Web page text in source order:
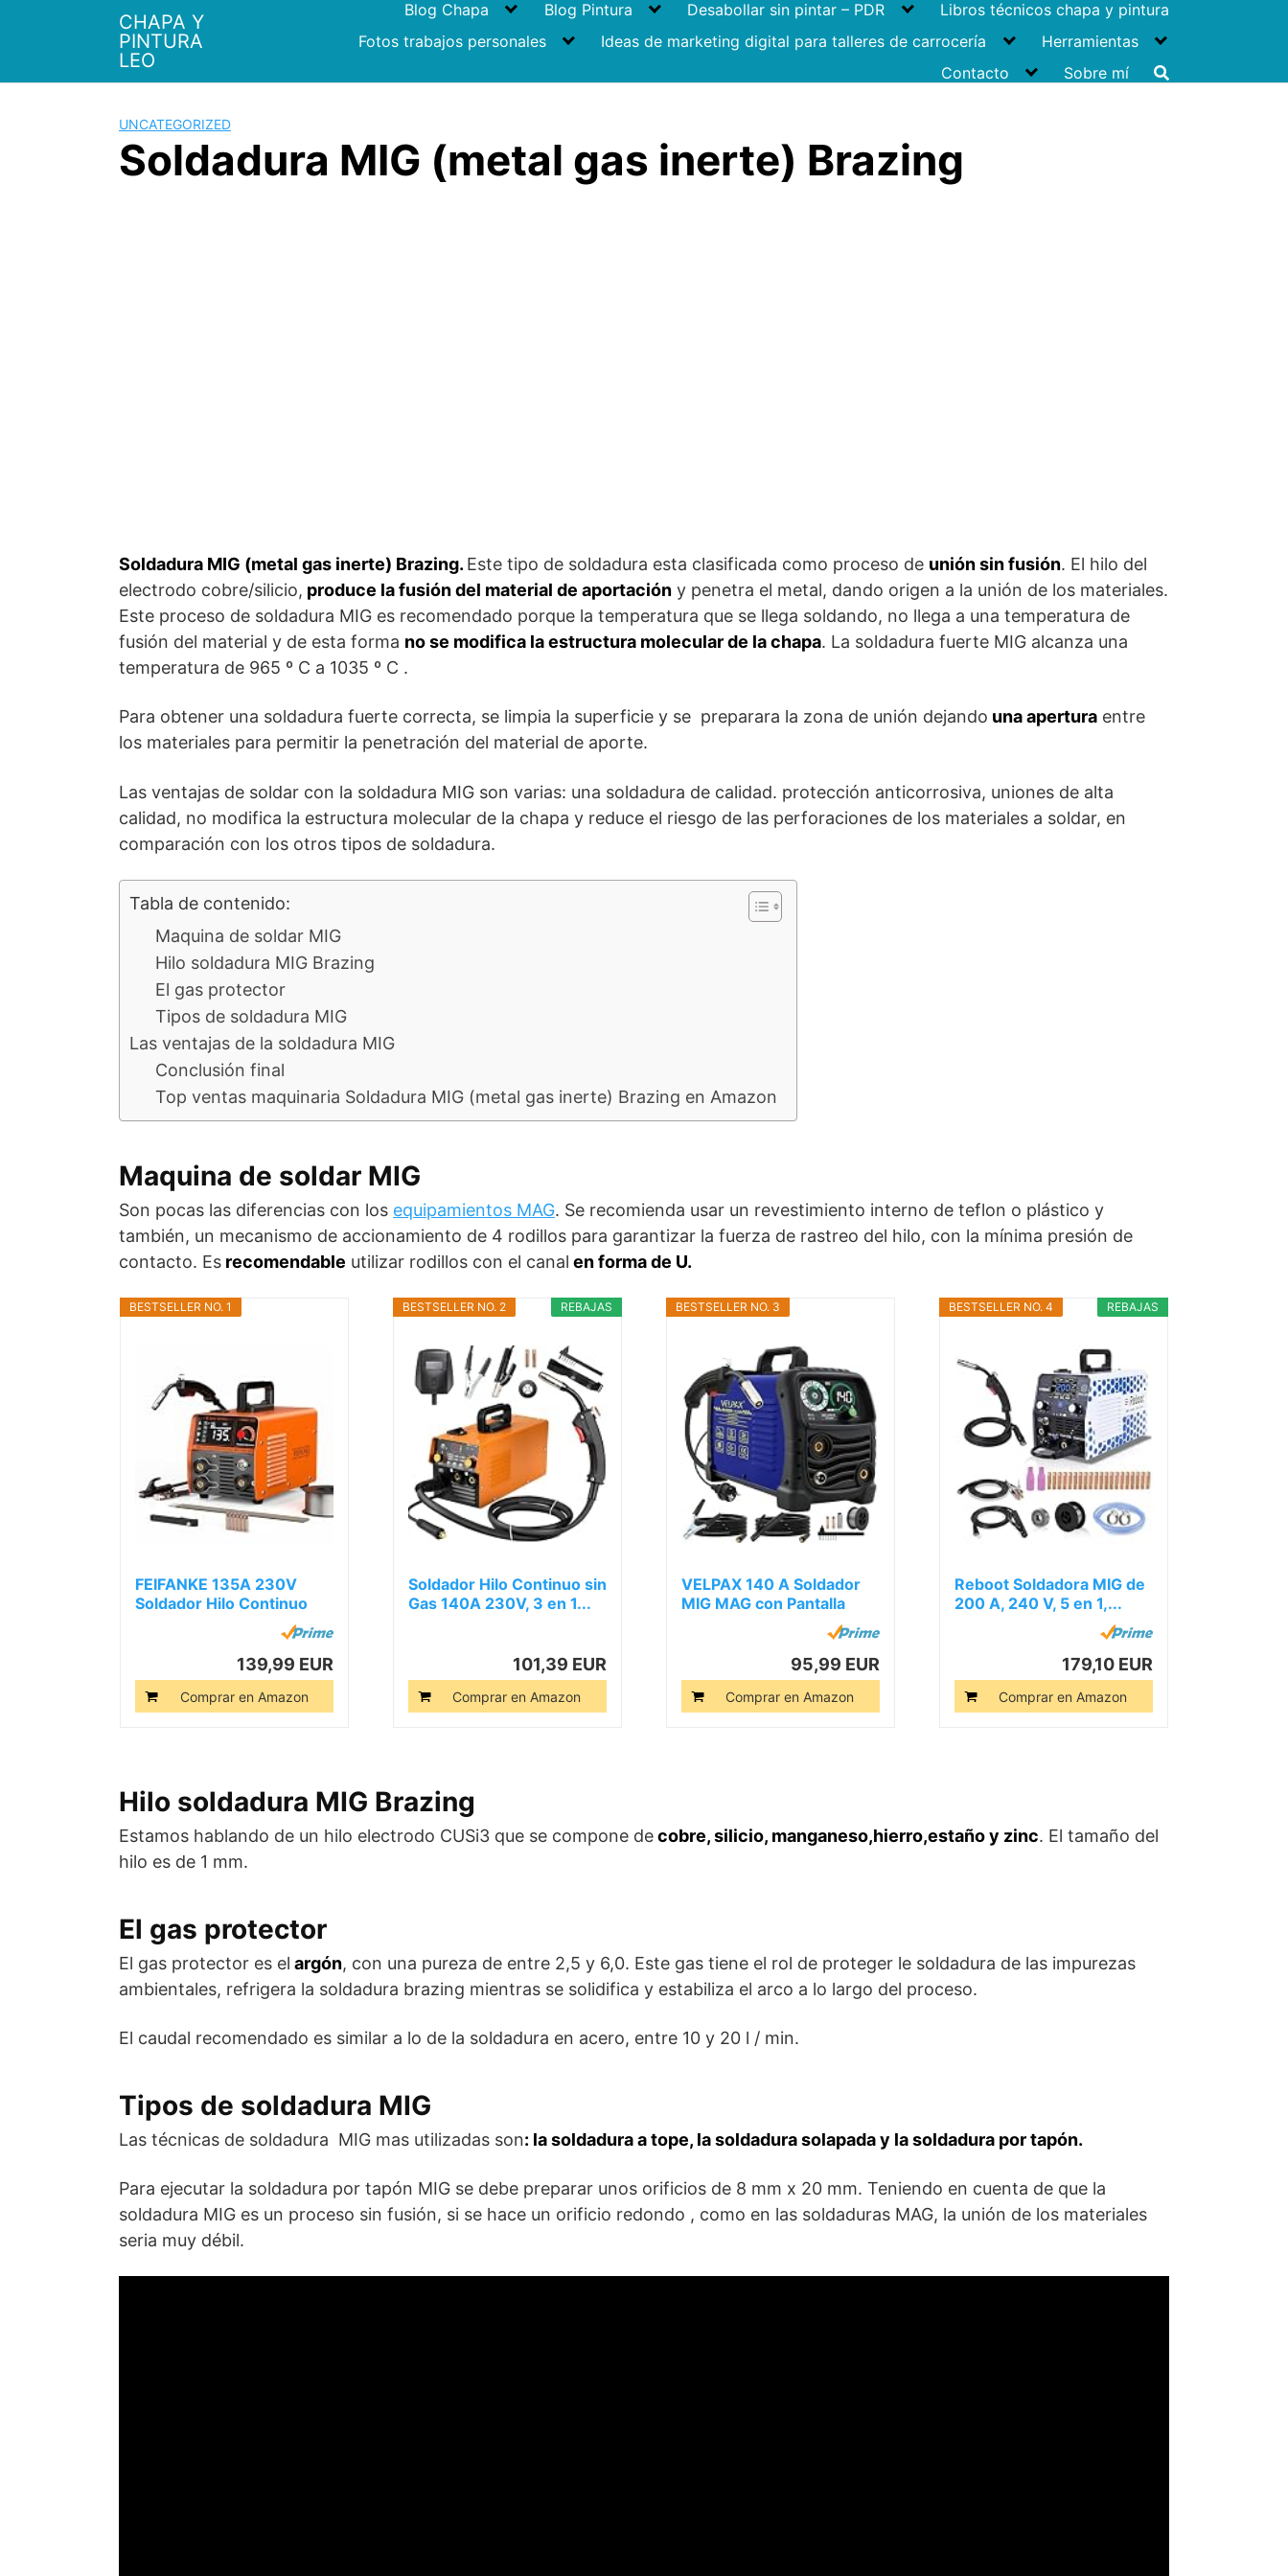
CHAPA Y
PINTURA
LEO
Blog Chapa Blog Pintura Desabollar sin pintar – PDR
Libros técnicos chapa y pintura
Fotos trabajos personales
Ideas de marketing digital para talleres de carrocería
Herramientas
Contacto
Sobre mí
UNCATEGORIZED
Soldadura MIG (metal gas inerte) Brazing
Soldadura MIG (metal gas inerte) Brazing. Este tipo de soldadura esta clasificada como proceso de unión sin fusión. El hilo del
electrodo cobre/silicio, produce la fusión del material de aportación y penetra el metal, dando origen a la unión de los materiales.
Este proceso de soldadura MIG es recomendado porque la temperatura que se llega soldando, no llega a una temperatura de
fusión del material y de esta forma no se modifica la estructura molecular de la chapa. La soldadura fuerte MIG alcanza una
temperatura de 965 º C a 1035 º C .
Para obtener una soldadura fuerte correcta, se limpia la superficie y se preparara la zona de unión dejando una apertura entre
los materiales para permitir la penetración del material de aporte.
Las ventajas de soldar con la soldadura MIG son varias: una soldadura de calidad. protección anticorrosiva, uniones de alta
calidad, no modifica la estructura molecular de la chapa y reduce el riesgo de las perforaciones de los materiales a soldar, en
comparación con los otros tipos de soldadura.
Tabla de contenido:
Maquina de soldar MIG
Hilo soldadura MIG Brazing
El gas protector
Tipos de soldadura MIG
Las ventajas de la soldadura MIG
Conclusión final
Top ventas maquinaria Soldadura MIG (metal gas inerte) Brazing en Amazon
Maquina de soldar MIG
Son pocas las diferencias con los equipamientos MAG. Se recomienda usar un revestimiento interno de teflon o plástico y
también, un mecanismo de accionamiento de 4 rodillos para garantizar la fuerza de rastreo del hilo, con la mínima presión de
contacto. Es recomendable utilizar rodillos con el canal en forma de U.
BESTSELLER NO. 1
FEIFANKE 135A 230V
Soldador Hilo Continuo
139,99 EUR
Comprar en Amazon
REBAJAS
BESTSELLER NO. 2
Soldador Hilo Continuo sin
Gas 140A 230V, 3 en 1...
101,39 EUR
Comprar en Amazon
BESTSELLER NO. 3
VELPAX 140 A Soldador
MIG MAG con Pantalla
95,99 EUR
Comprar en Amazon
REBAJAS
BESTSELLER NO. 4
Reboot Soldadora MIG de
200 A, 240 V, 5 en 1,...
179,10 EUR
Comprar en Amazon
Hilo soldadura MIG Brazing
Estamos hablando de un hilo electrodo CUSi3 que se compone decobre, silicio, manganeso,hierro,estaño y zinc. El tamaño del
hilo es de 1 mm.
El gas protector
El gas protector es el argón, con una pureza de entre 2,5 y 6,0. Este gas tiene el rol de proteger le soldadura de las impurezas
ambientales, refrigera la soldadura brazing mientras se solidifica y estabiliza el arco a lo largo del proceso.
El caudal recomendado es similar a lo de la soldadura en acero, entre 10 y 20 l / min.
Tipos de soldadura MIG
Las técnicas de soldadura MIG mas utilizadas son: la soldadura a tope, la soldadura solapada y la soldadura por tapón.
Para ejecutar la soldadura por tapón MIG se debe preparar unos orificios de 8 mm x 20 mm. Teniendo en cuenta de que la
soldadura MIG es un proceso sin fusión, si se hace un orificio redondo , como en las soldaduras MAG, la unión de los materiales
seria muy débil.